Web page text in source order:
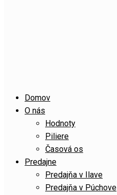
Domov
O nás
Hodnoty
Piliere
Časová os
Predajne
Predajňa v Ilave
Predajňa v Púchove